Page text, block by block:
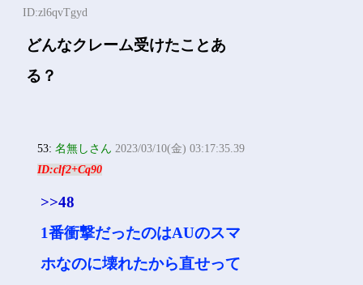
ID:zl6qvTgyd
どんなクレーム受けたことあ
る？
53:名無しさん 2023/03/10(金) 03:17:35.39
ID:clf2+Cq90
>>48
1番衝撃だったのはAUのスマ
ホなのに壊れたから直せって